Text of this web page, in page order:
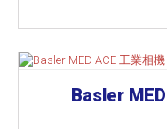
Basler